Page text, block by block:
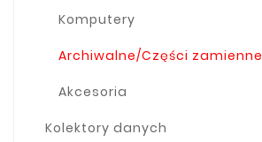
Komputery
Archiwalne/Części zamienne
Akcesoria
Kolektory danych